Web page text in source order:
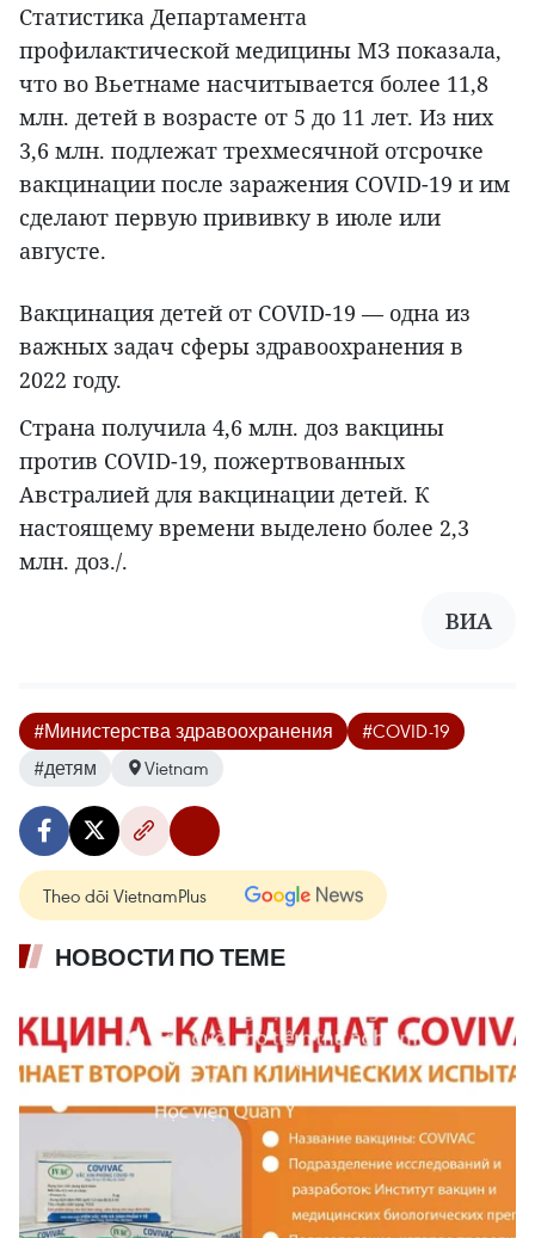
Статистика Департамента
профилактической медицины МЗ показала,
что во Вьетнаме насчитывается более 11,8
млн. детей в возрасте от 5 до 11 лет. Из них
3,6 млн. подлежат трехмесячной отсрочке
вакцинации после заражения COVID-19 и им
сделают первую прививку в июле или
августе.
Вакцинация детей от COVID-19 — одна из
важных задач сферы здравоохранения в
2022 году.
Страна получила 4,6 млн. доз вакцины
против COVID-19, пожертвованных
Австралией для вакцинации детей. К
настоящему времени выделено более 2,3
млн. доз./.
ВИА
#Министерства здравоохранения
#COVID-19
#детям
Vietnam
Theo dõi VietnamPlus
НОВОСТИ ПО ТЕМЕ